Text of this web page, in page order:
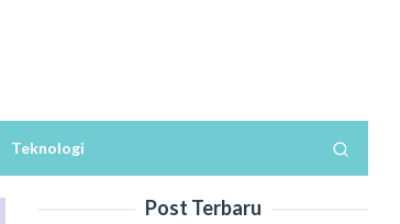
Teknologi
Post Terbaru